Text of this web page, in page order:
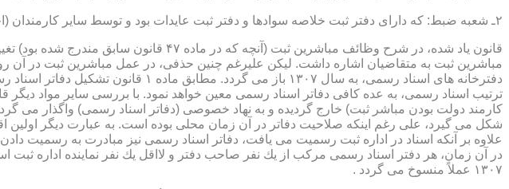
۲ـ شعبه ضبط: كه دارای دفتر ثبت خلاصه سوادها و دفتر ثبت عایدات بود و توسط سایر كارمندان (اجزاء) اداره ثبت تصدی می شد .
قانون یاد شده، در شرح وظائف مباشرین ثبت
مباشرین ثبت به متقاضیان اشاره داشت. لیكن علیرغم چنین حذفی، در عمل مباشرین ثبت در آن
ترتیب اسناد رسمی، به عده كافی دفاتر اسناد رسمی معین خواهد نمود. با بررسی سایر مواد
كارمند دولت بودن مباشر ثبت) خارج گردیده و به نهاد خصوصی (دفاتر اسناد رسمی) واگذار
علاوه بر آنكه اسناد در اداره ثبت رسمیت می یافت، دفاتر اسناد رسمی نیز مبادرت به رسمیت
۱۳۰۷ عملاً منسوخ می گردد .